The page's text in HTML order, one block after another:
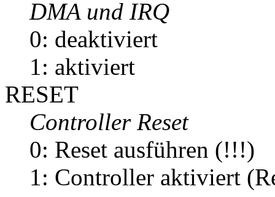
DMA und IRQ
0: deaktiviert
1: aktiviert
RESET
Controller Reset
0: Reset ausführen (!!!)
1: Controller aktiviert